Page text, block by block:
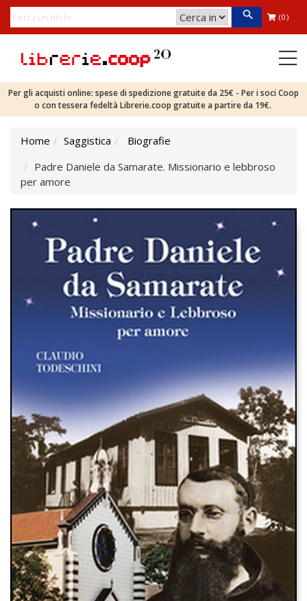
(0)
Per gli acquisti online: spese di spedizione gratuite da 25€ - Per i soci Coop
o con tessera fedeltà Librerie.coop gratuite a partire da 19€.
Home Saggistica
Biografie
Padre Daniele da Samarate. Missionario e lebbroso
per amore